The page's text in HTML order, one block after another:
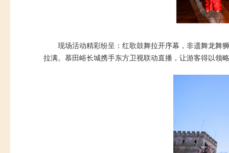
现场活动精彩纷呈：红歌鼓舞拉开序幕，非遗舞龙舞
拉满。慕田峪长城携手东方卫视联动直播，让游客得以领